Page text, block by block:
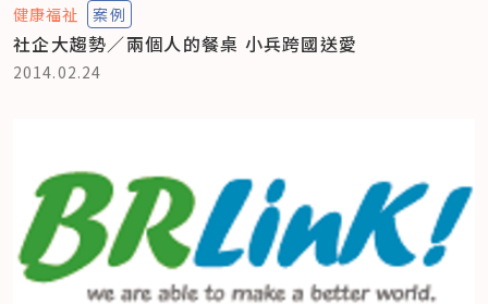
健康福祉 案例
社企大趨勢／兩個人的餐桌 小兵跨國送愛
2014.02.24